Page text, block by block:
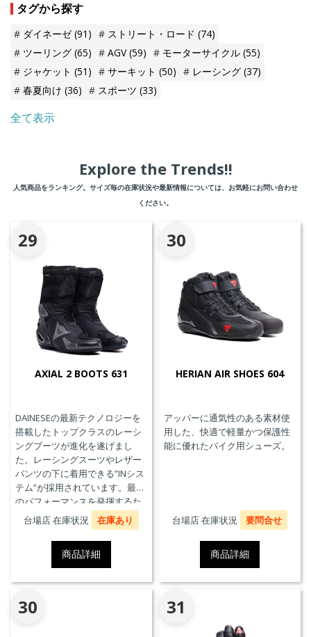
タグから探す
ダイネーゼ(91) ストリート・ロード (74)
ツーリング (65) AGV(59) モーターサイクル (55)
ジャケット (51) サーキット (50) レーシング (37)
春夏向け (36) スポーツ (33)
全て表示
Explore the Trends!!
人気商品をランキング。サイズ毎の在庫状況や最新情報については、お気軽にお問い合わせ
ください。
29
AXIAL 2 BOOTS 631
DAINESEの最新テクノロジーを
搭載したトップクラスのレーシ
ングブーツが進化を遂げまし
た。レーシングスーツやレザー
パンツの下に着用できる”INシス
テム”が採用されています。最高
のパフォーマンスを発揮するた
めに、ケブラーカーボンを使用
したAxial Distorsion Control
Systemテクノロジー、
Groundtrax®レーシングソー
ル、交換可能なマグネシウムス
ライダーを採用しています。
台場店 在庫状況 在庫あり
商品詳細
30
HERIAN AIR SHOES 604
アッパーに通気性のある素材使
用した、快適で軽量かつ保護性
能に優れたバイク用シューズ。
台場店 在庫状況 要問合せ
商品詳細
30 31